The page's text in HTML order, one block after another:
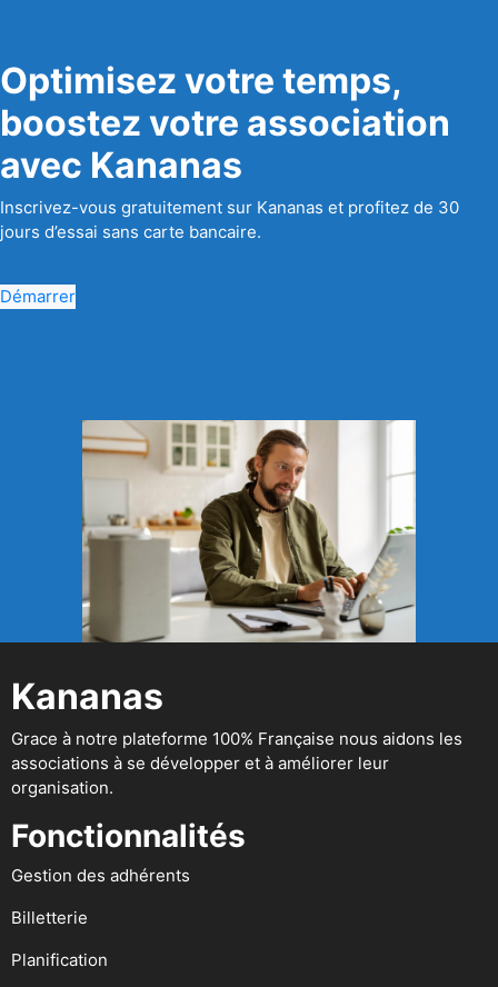
Optimisez votre temps,
boostez votre association
avec Kananas
Inscrivez-vous gratuitement sur Kananas et profitez de 30
jours d’essai sans carte bancaire.
Démarrer
Kananas
Grace à notre plateforme 100% Française nous aidons les
associations à se développer et à améliorer leur
organisation.
Fonctionnalités
Gestion des adhérents
Billetterie
Planification